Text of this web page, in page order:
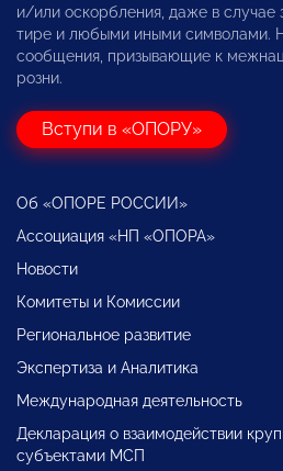
и/или оскорбления, даже в случае
тире и любыми иными символами.
сообщения, призывающие к
розни.
Вступи в «ОПОРУ»
Об «ОПОРЕ РОССИИ»
Ассоциация «НП «ОПОРА»
Новости
Комитеты и Комиссии
Региональное развитие
Экспертиза и Аналитика
Международная деятельность
Декларация о взаимодействии
субъектами МСП